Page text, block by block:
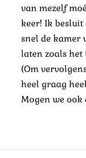
van mezelf
keer! Ik besluit
snel de kamer
laten zoals het
(Om
heel graag
Mogen we ook